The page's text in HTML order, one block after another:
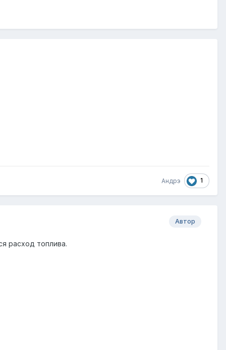
Андрэ 1
Автор
расход топлива.